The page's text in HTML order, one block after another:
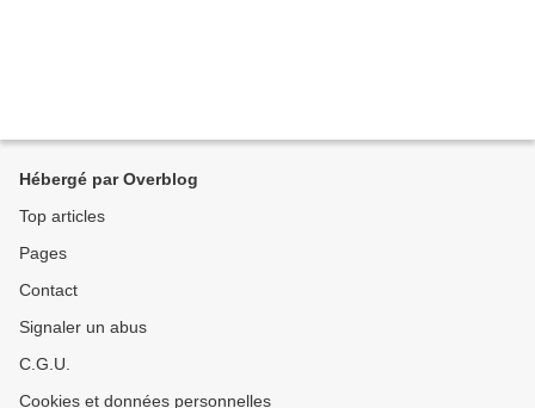
Hébergé par Overblog
Top articles
Pages
Contact
Signaler un abus
C.G.U.
Cookies et données personnelles